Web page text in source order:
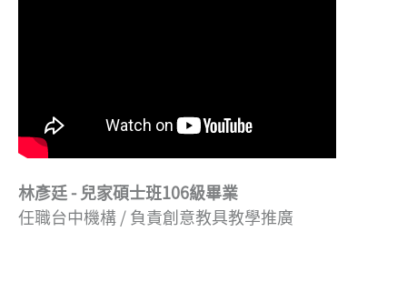
林彥廷 - 兒家碩士班106級畢業
任職台中機構 / 負責創意教具教學推廣